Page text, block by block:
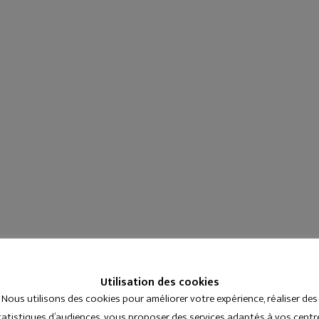
Utilisation des cookies
Nous utilisons des cookies pour améliorer votre expérience, réaliser des